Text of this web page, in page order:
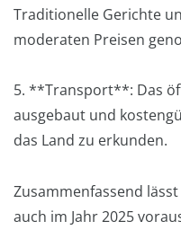
Traditionelle Gerichte
moderaten Preisen
5. **Transport**: Das
ausgebaut und
das Land zu erkunden.
Zusammenfassend
auch im Jahr 2025